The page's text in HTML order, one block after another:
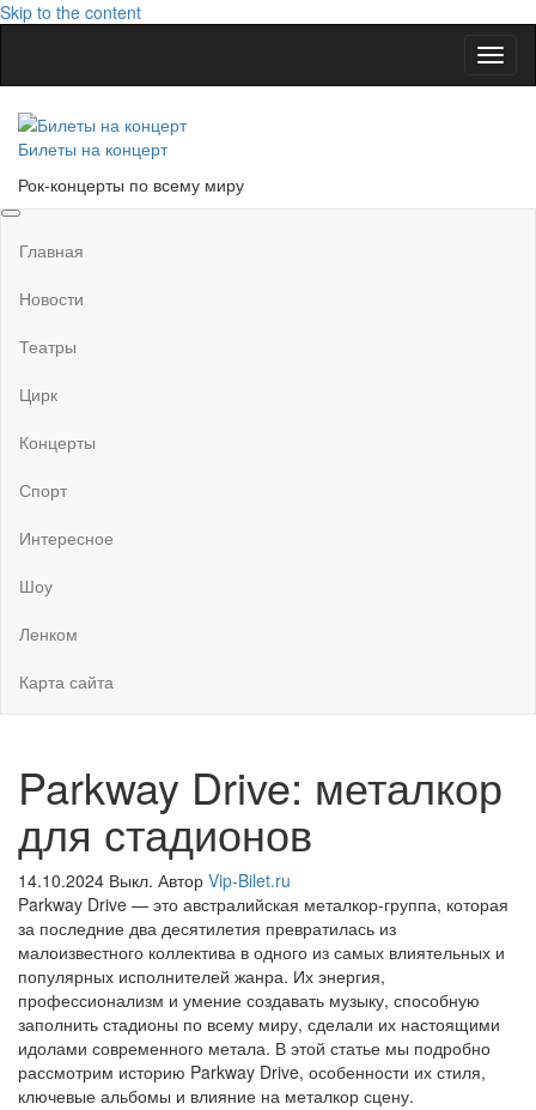
Skip to the content
Билеты на концерт
Рок-концерты по всему миру
Главная
Новости
Театры
Цирк
Концерты
Спорт
Интересное
Шоу
Ленком
Карта сайта
Parkway Drive: металкор
для стадионов
14.10.2024 Выкл. Автор Vip-Bilet.ru
Parkway Drive — это австралийская металкор-группа, которая
за последние два десятилетия превратилась из
малоизвестного коллектива в одного из самых влиятельных и
популярных исполнителей жанра. Их энергия,
профессионализм и умение создавать музыку, способную
заполнить стадионы по всему миру, сделали их настоящими
идолами современного метала. В этой статье мы подробно
рассмотрим историю Parkway Drive, особенности их стиля,
ключевые альбомы и влияние на металкор сцену.